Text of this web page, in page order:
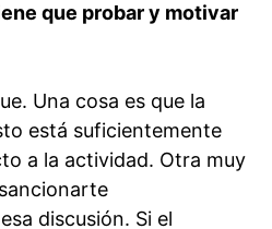
que probar y motivar
Una cosa es que la
está suficientemente
a la actividad. Otra muy
discusión. Si el